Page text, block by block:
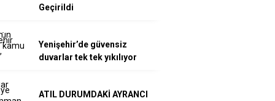
Geçirildi
Yenişehir’de güvensiz
duvarlar tek tek yıkılıyor
ATIL DURUMDAKİ AYRANCI